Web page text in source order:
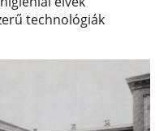
technológiák